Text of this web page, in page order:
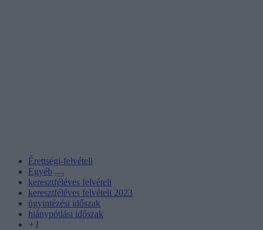
Érettségi-felvételi
Egyéb
keresztféléves felvételi
keresztféléves felvételi 2023
ügyintézési időszak
hiánypótlási időszak
+1